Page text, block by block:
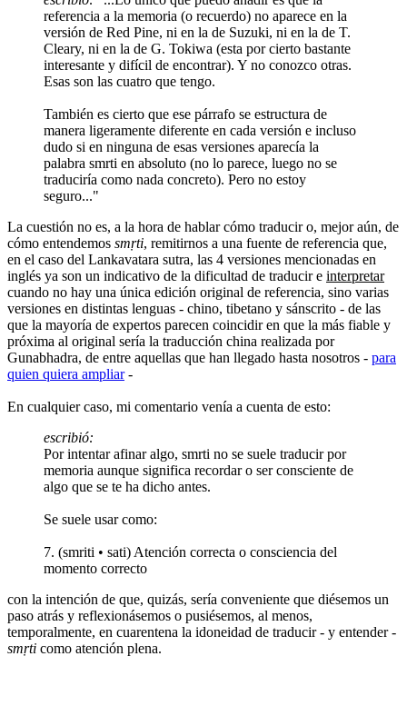
referencia a la memoria (o recuerdo) no aparece en la
versión de Red Pine, ni en la de Suzuki, ni en la de T.
Cleary, ni en la de G. Tokiwa (esta por cierto bastante
interesante y difícil de encontrar). Y no conozco otras.
Esas son las cuatro que tengo.
También es cierto que ese párrafo se estructura de
manera ligeramente diferente en cada versión e incluso
dudo si en ninguna de esas versiones aparecía la
palabra smrti en absoluto (no lo parece, luego no se
traduciría como nada concreto). Pero no estoy
seguro..."
La cuestión no es, a la hora de hablar cómo traducir o, mejor aún, de
cómo entendemos smṛti, remitirnos a una fuente de referencia que,
en el caso del Lankavatara sutra, las 4 versiones mencionadas en
inglés ya son un indicativo de la dificultad de traducir e interpretar
cuando no hay una única edición original de referencia, sino varias
versiones en distintas lenguas - chino, tibetano y sánscrito - de las
que la mayoría de expertos parecen coincidir en que la más fiable y
próxima al original sería la traducción china realizada por
Gunabhadra, de entre aquellas que han llegado hasta nosotros - para
quien quiera ampliar-
En cualquier caso, mi comentario venía a cuenta de esto:
escribió:
Por intentar afinar algo, smrti no se suele traducir por
memoria aunque significa recordar o ser consciente de
algo que se te ha dicho antes.
Se suele usar como:
7. (smriti • sati) Atención correcta o consciencia del
momento correcto
con la intención de que, quizás, sería conveniente que diésemos un
paso atrás y reflexionásemos o pusiésemos, al menos,
temporalmente, en cuarentena la idoneidad de traducir - y entender -
smṛti como atención plena.